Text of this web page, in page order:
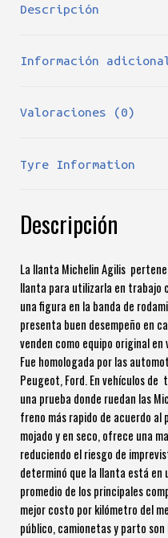
Descripción
Información
Valoraciones (0)
Tyre Information
Descripción
La llanta Michelin Agilis
llanta para utilizarla en trabajo
una figura en la banda de
presenta buen desempeño en
venden como equipo original
Fue homologada por las
Peugeot, Ford. En vehículos de
una prueba donde ruedan las
freno más rapido de acuerdo al
mojado y en seco, ofrece una
reduciendo el riesgo de
determinó que la llanta está en
promedio de los principales
mejor costo por kilómetro del
público, camionetas y parto